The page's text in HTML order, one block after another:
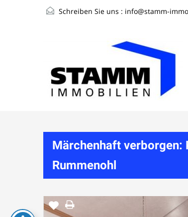
Schreiben Sie uns : info@stamm-
Märchenhaft verborgen:
Rummenohl